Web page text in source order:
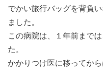
でかい旅行バッグを背負
ました。
この病院は、１年前まで
た。
かかりつけ医に移ってか